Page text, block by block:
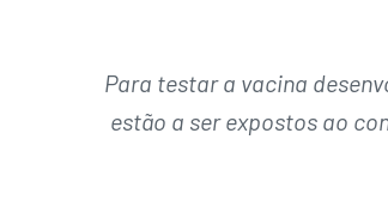
Para testar a vacina
estão a ser expostos ao